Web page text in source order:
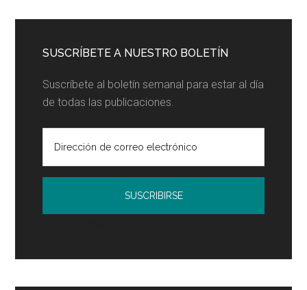
principal
SUSCRÍBETE A NUESTRO BOLETÍN
Suscríbete al boletín semanal para estar al día
de todas las publicaciones.